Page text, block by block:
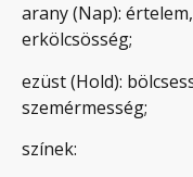
arany (Nap):
erkölcsösség;
ezüst (Hold):
szemérmesség;
színek: